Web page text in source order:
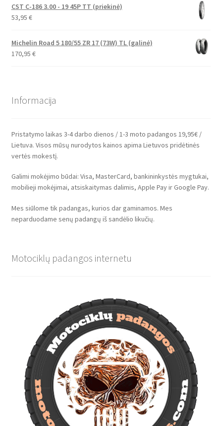
CST C-186 3.00 - 19 45P TT (priekinė)
53,95 €
Michelin Road 5 180/55 ZR 17 (73W) TL (galinė)
170,95 €
Informacija
Pristatymo laikas 3-4 darbo dienos / 1-3 moto padangos 19,95€ /
Lietuva. Visos mūsų nurodytos kainos apima Lietuvos pridėtinės
vertės mokestį.
Galimi mokėjimo būdai: Visa, MasterCard, bankininkystės mygtukai,
mobilieji mokėjimai, atsiskaitymas dalimis, Apple Pay ir Google Pay.
Mes siūlome tik padangas, kurios dar gaminamos. Mes
neparduodame senų padangų iš sandėlio likučių.
Motociklų padangos internetu